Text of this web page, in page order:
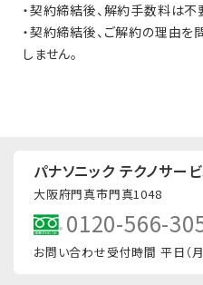
・契約締結後、解約手数料は不
・契約締結後、ご解約の理由を
しません。
パナソニック テクノサー
大阪府門真市門真1048
0120-566-
お問い合わせ受付時間 平日（